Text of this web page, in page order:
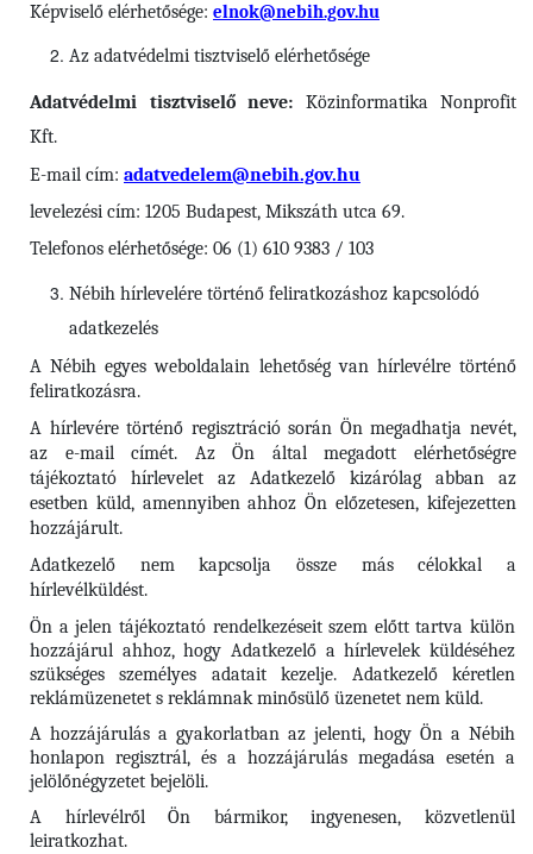
Képviselő elérhetősége: elnok@nebih.gov.hu
Az adatvédelmi tisztviselő elérhetősége
Adatvédelmi tisztviselő neve: Közinformatika Nonprofit
Kft.
E-mail cím: adatvedelem@nebih.gov.hu
levelezési cím: 1205 Budapest, Mikszáth utca 69.
Telefonos elérhetősége: 06 (1) 610 9383 / 103
Nébih hírlevelére történő feliratkozáshoz kapcsolódó
adatkezelés
A Nébih egyes weboldalain lehetőség van hírlevélre történő
feliratkozásra.
A hírlevére történő regisztráció során Ön megadhatja nevét,
az e-mail címét. Az Ön által megadott elérhetőségre
tájékoztató hírlevelet az Adatkezelő kizárólag abban az
esetben küld, amennyiben ahhoz Ön előzetesen, kifejezetten
hozzájárult.
Adatkezelő nem kapcsolja össze más célokkal a
hírlevélküldést.
Ön a jelen tájékoztató rendelkezéseit szem előtt tartva külön
hozzájárul ahhoz, hogy Adatkezelő a hírlevelek küldéséhez
szükséges személyes adatait kezelje. Adatkezelő kéretlen
reklámüzenetet s reklámnak minősülő üzenetet nem küld.
A hozzájárulás a gyakorlatban az jelenti, hogy Ön a Nébih
honlapon regisztrál, és a hozzájárulás megadása esetén a
jelölőnégyzetet bejelöli.
A hírlevélről Ön bármikor, ingyenesen, közvetlenül
leiratkozhat.